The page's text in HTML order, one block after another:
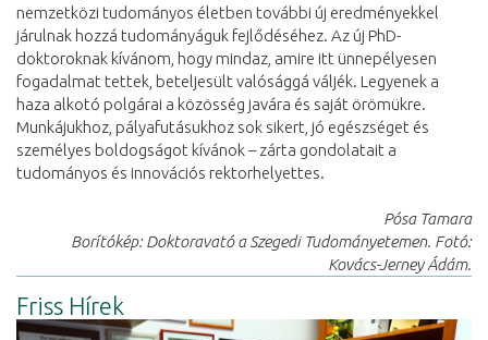
nemzetközi tudományos életben további új eredményekkel
járulnak hozzá tudományáguk fejlődéséhez. Az új PhD-
doktoroknak kívánom, hogy mindaz, amire itt ünnepélyesen
fogadalmat tettek, beteljesült valósággá váljék. Legyenek a
haza alkotó polgárai a közösség javára és saját örömükre.
Munkájukhoz, pályafutásukhoz sok sikert, jó egészséget és
személyes boldogságot kívánok – zárta gondolatait a
tudományos és innovációs rektorhelyettes.
Pósa Tamara
Borítókép: Doktoravató a Szegedi Tudományetemen. Fotó:
Kovács-Jerney Ádám.
Friss Hírek